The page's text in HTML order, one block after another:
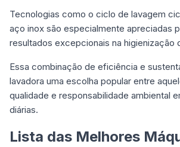
Tecnologias como o ciclo de lavagem
aço inox são especialmente apreciadas
resultados excepcionais na higienização
Essa combinação de eficiência e
lavadora uma escolha popular entre
qualidade e responsabilidade ambiental
diárias.
Lista das Melhores